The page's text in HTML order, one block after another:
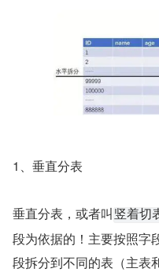
1、垂直分表
垂直分表，或者叫竖着切
段为依据的！主要按照字
段拆分到不同的表（主表